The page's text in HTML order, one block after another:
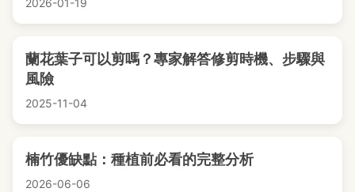
2026-01-19
蘭花葉子可以剪嗎？專家解答修剪時機、步驟與
風險
2025-11-04
楠竹優缺點：種植前必看的完整分析
2026-06-06